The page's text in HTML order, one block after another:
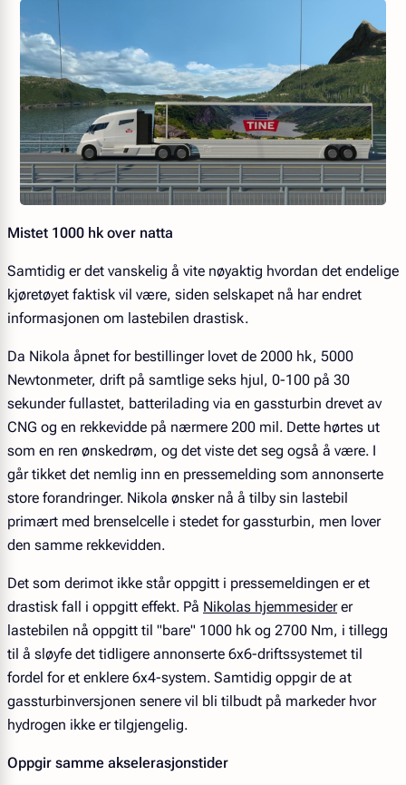
Mistet 1000 hk over natta
Samtidig er det vanskelig å vite nøyaktig hvordan det endelige
kjøretøyet faktisk vil være, siden selskapet nå har endret
informasjonen om lastebilen drastisk.
Da Nikola åpnet for bestillinger lovet de 2000 hk, 5000
Newtonmeter, drift på samtlige seks hjul, 0-100 på 30
sekunder fullastet, batterilading via en gassturbin drevet av
CNG og en rekkevidde på nærmere 200 mil. Dette hørtes ut
som en ren ønskedrøm, og det viste det seg også å være. I
går tikket det nemlig inn en pressemelding som annonserte
store forandringer. Nikola ønsker nå å tilby sin lastebil
primært med brenselcelle i stedet for gassturbin, men lover
den samme rekkevidden.
Det som derimot ikke står oppgitt i pressemeldingen er et
drastisk fall i oppgitt effekt. På Nikolas hjemmesiderer
lastebilen nå oppgitt til "bare" 1000 hk og 2700 Nm, i tillegg
til å sløyfe det tidligere annonserte 6x6-driftssystemet til
fordel for et enklere 6x4-system. Samtidig oppgir de at
gassturbinversjonen senere vil bli tilbudt på markeder hvor
hydrogen ikke er tilgjengelig.
Oppgir samme akselerasjonstider